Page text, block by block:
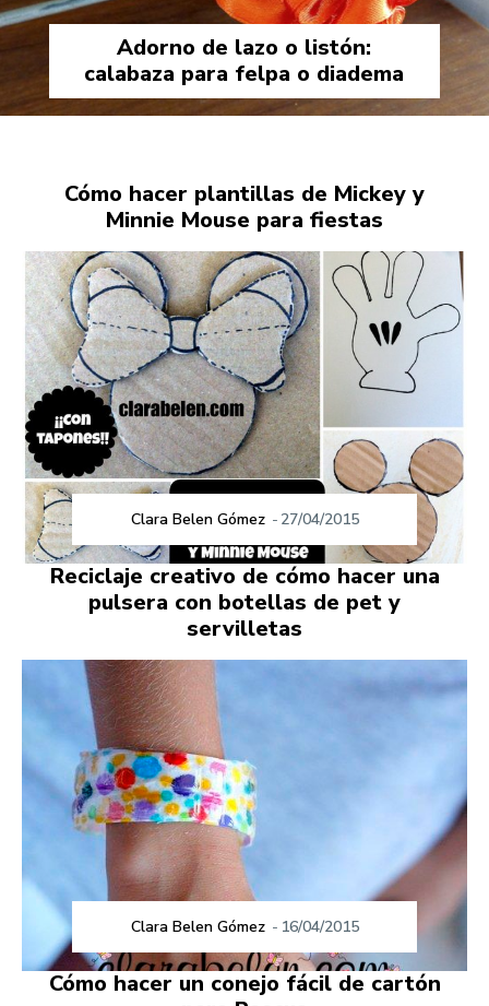
Adorno de lazo o listón:
calabaza para felpa o diadema
Cómo hacer plantillas de Mickey y
Minnie Mouse para fiestas
Clara Belen Gómez - 27/04/2015
Reciclaje creativo de cómo hacer una
pulsera con botellas de pet y
servilletas
Clara Belen Gómez - 16/04/2015
Cómo hacer un conejo fácil de cartón